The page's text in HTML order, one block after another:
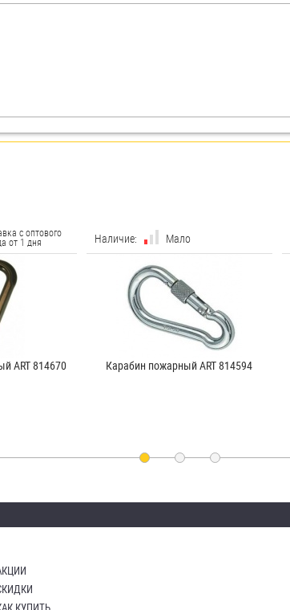
с оптового
от 1 дня
ART 814670
Наличие: Мало
Карабин пожарный ART 814594